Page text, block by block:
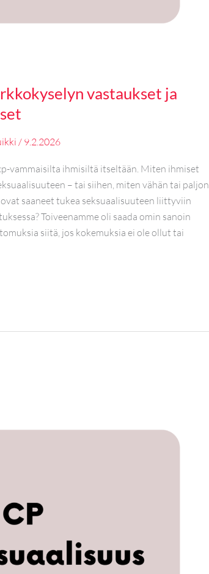
vastaukset ja
/ 9.2.2026
vammaisilta ihmisiltä itseltään. Miten ihmiset
– tai siihen, miten vähän tai paljon
saaneet tukea seksuaalisuuteen liittyviin
Toiveenamme oli saada omin sanoin
siitä, jos kokemuksia ei ole ollut tai